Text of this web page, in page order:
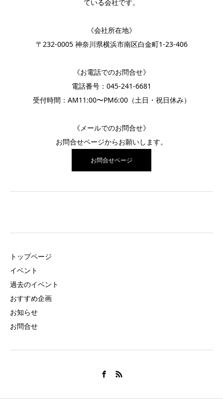
ている会社です。
《会社所在地》
〒232-0005 神奈川県横浜市南区白金町1-23-406
《お電話でのお問合せ》
電話番号： 045-241-6681
受付時間：AM11:00〜PM6:00（土日・祝日休み）
《メールでのお問合せ》
お問合せページからお願いします。
お問合せページ
トップページ
イベント
過去のイベント
おすすめ企画
お知らせ
お問合せ